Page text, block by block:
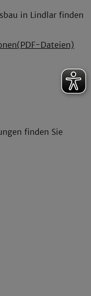
in Lindlar finden
(PDF-Dateien)
finden Sie